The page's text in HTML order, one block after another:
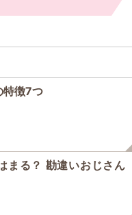
特徴7つ
まる？ 勘違いおじさん